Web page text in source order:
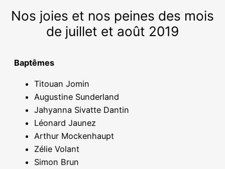
Nos joies et nos peines des mois
de juillet et août 2019
Baptêmes
Titouan Jomin
Augustine Sunderland
Jahyanna Sivatte Dantin
Léonard Jaunez
Arthur Mockenhaupt
Zélie Volant
Simon Brun